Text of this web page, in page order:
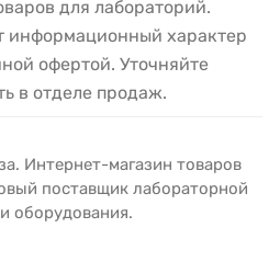
для лабораторий.
информационный характер
офертой. Уточняйте
в отделе продаж.
Интернет-магазин товаров
поставщик лабораторной
оборудования.